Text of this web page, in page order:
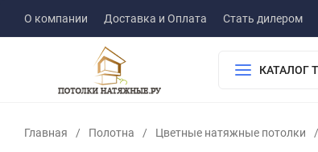
О компании Доставка и Оплата Стать дилером
КАТАЛОГ
Главная / Полотна / Цветные натяжные потолки /